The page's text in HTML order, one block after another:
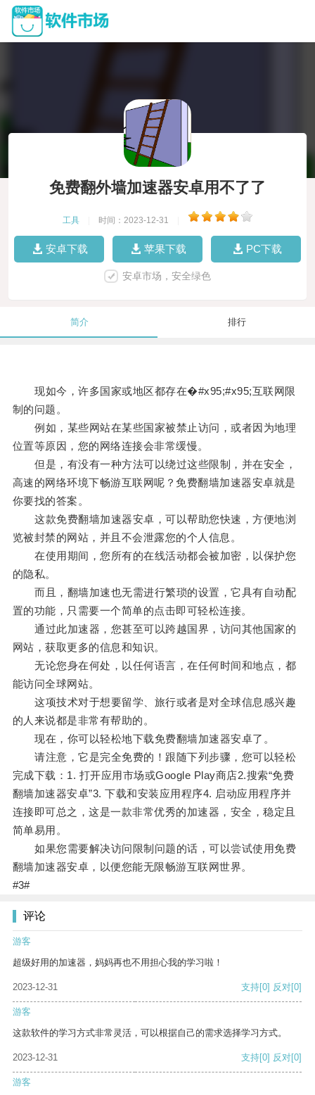
免费翻外墙加速器安卓用不了了
工具 时间：2023-12-31
安卓下载 苹果下载 PC下载
安卓市场，安全绿色
简介 排行
现如今，许多国家或地区都存在�#x95;#x95;互联网限
制的问题。
例如，某些网站在某些国家被禁止访问，或者因为地理
位置等原因，您的网络连接会非常缓慢。
但是，有没有一种方法可以绕过这些限制，并在安全，
高速的网络环境下畅游互联网呢？免费翻墙加速器安卓就是
你要找的答案。
这款免费翻墙加速器安卓，可以帮助您快速，方便地浏
览被封禁的网站，并且不会泄露您的个人信息。
在使用期间，您所有的在线活动都会被加密，以保护您
的隐私。
而且，翻墙加速也无需进行繁琐的设置，它具有自动配
置的功能，只需要一个简单的点击即可轻松连接。
通过此加速器，您甚至可以跨越国界，访问其他国家的
网站，获取更多的信息和知识。
无论您身在何处，以任何语言，在任何时间和地点，都
能访问全球网站。
这项技术对于想要留学、旅行或者是对全球信息感兴趣
的人来说都是非常有帮助的。
现在，你可以轻松地下载免费翻墙加速器安卓了。
请注意，它是完全免费的！跟随下列步骤，您可以轻松
完成下载：1. 打开应用市场或Google Play商店2.搜索“免费
翻墙加速器安卓”3. 下载和安装应用程序4. 启动应用程序并
连接即可总之，这是一款非常优秀的加速器，安全，稳定且
简单易用。
如果您需要解决访问限制问题的话，可以尝试使用免费
翻墙加速器安卓，以便您能无限畅游互联网世界。
#3#
评论
游客
超级好用的加速器，妈妈再也不用担心我的学习啦！
2023-12-31 支持[0] 反对[0]
游客
这款软件的学习方式非常灵活，可以根据自己的需求选择学习方式。
2023-12-31 支持[0] 反对[0]
游客